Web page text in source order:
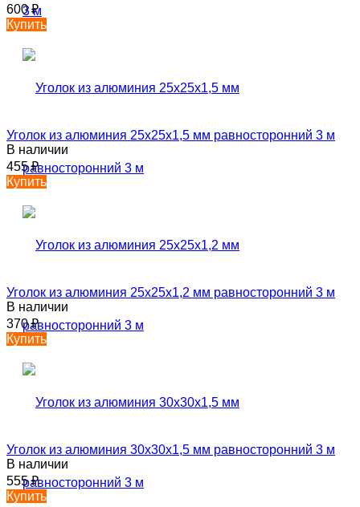
600₽
Купить
Уголок из алюминия 25х25х1,5 мм равносторонний 3 м
В наличии
455₽
Купить
Уголок из алюминия 25х25х1,2 мм равносторонний 3 м
В наличии
370₽
Купить
Уголок из алюминия 30х30х1,5 мм равносторонний 3 м
В наличии
555₽
Купить